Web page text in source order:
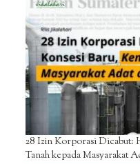
28 Izin Korporasi Dicabut:
Tanah kepada Masyarakat